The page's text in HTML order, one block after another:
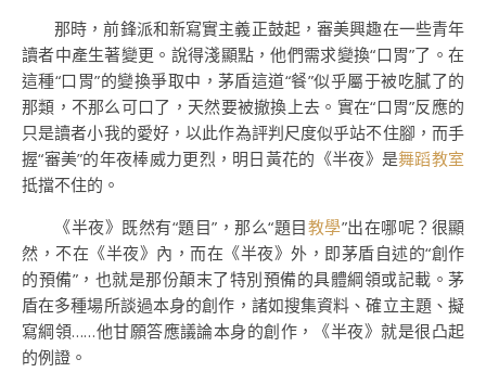
那時，前鋒派和新寫實主義正鼓起，審美興趣在一些青年
讀者中產生著變更。說得淺顯點，他們需求變換“口胃”了。在
這種“口胃”的變換爭取中，茅盾這道“餐”似乎屬于被吃膩了的
那類，不那么可口了，天然要被撤換上去。實在“口胃”反應的
只是讀者小我的愛好，以此作為評判尺度似乎站不住腳，而手
握“審美”的年夜棒威力更烈，明日黃花的《半夜》是舞蹈教室
抵擋不住的。
《半夜》既然有“題目”，那么“題目教學”出在哪呢？很顯
然，不在《半夜》內，而在《半夜》外，即茅盾自述的“創作
的預備”，也就是那份顛末了特別預備的具體綱領或記載。茅
盾在多種場所談過本身的創作，諸如搜集資料、確立主題、擬
寫綱領……他甘願答應議論本身的創作，《半夜》就是很凸起
的例證。